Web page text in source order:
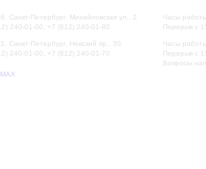
Санкт-Петербург, Михайловская ул., 2
240-01-00, +7 (812) 240-01-80
Санкт-Петербург, Невский пр., 30
240-01-00, +7 (812) 240-01-70
MAX
Часы
Перерыв с
Часы
Перерыв с
Вопросы